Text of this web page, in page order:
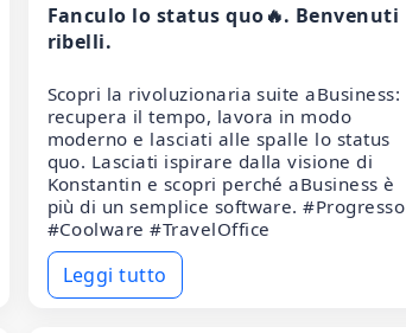
Fanculo lo status quo🔥. Benvenuti
ribelli.
Scopri la rivoluzionaria suite aBusiness:
recupera il tempo, lavora in modo
moderno e lasciati alle spalle lo status
quo. Lasciati ispirare dalla visione di
Konstantin e scopri perché aBusiness è
più di un semplice software. #Progresso
#Coolware #TravelOffice
Leggi tutto